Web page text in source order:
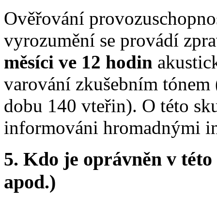
Ověřování
vyrozumění se provádí
měsíci ve 12 hodin
varování zkušebním
dobu 140 vteřin). O této
informováni hromadnými
5. Kdo je oprávněn v
apod.)